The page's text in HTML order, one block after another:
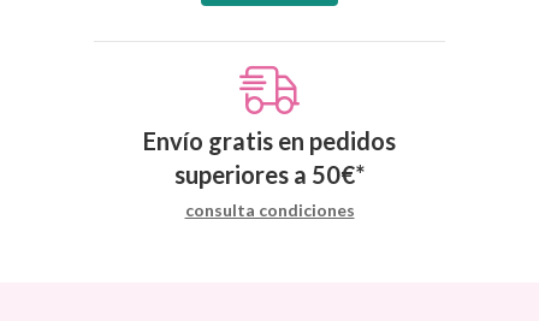
Envío gratis en pedidos
superiores a 50€*
consulta condiciones